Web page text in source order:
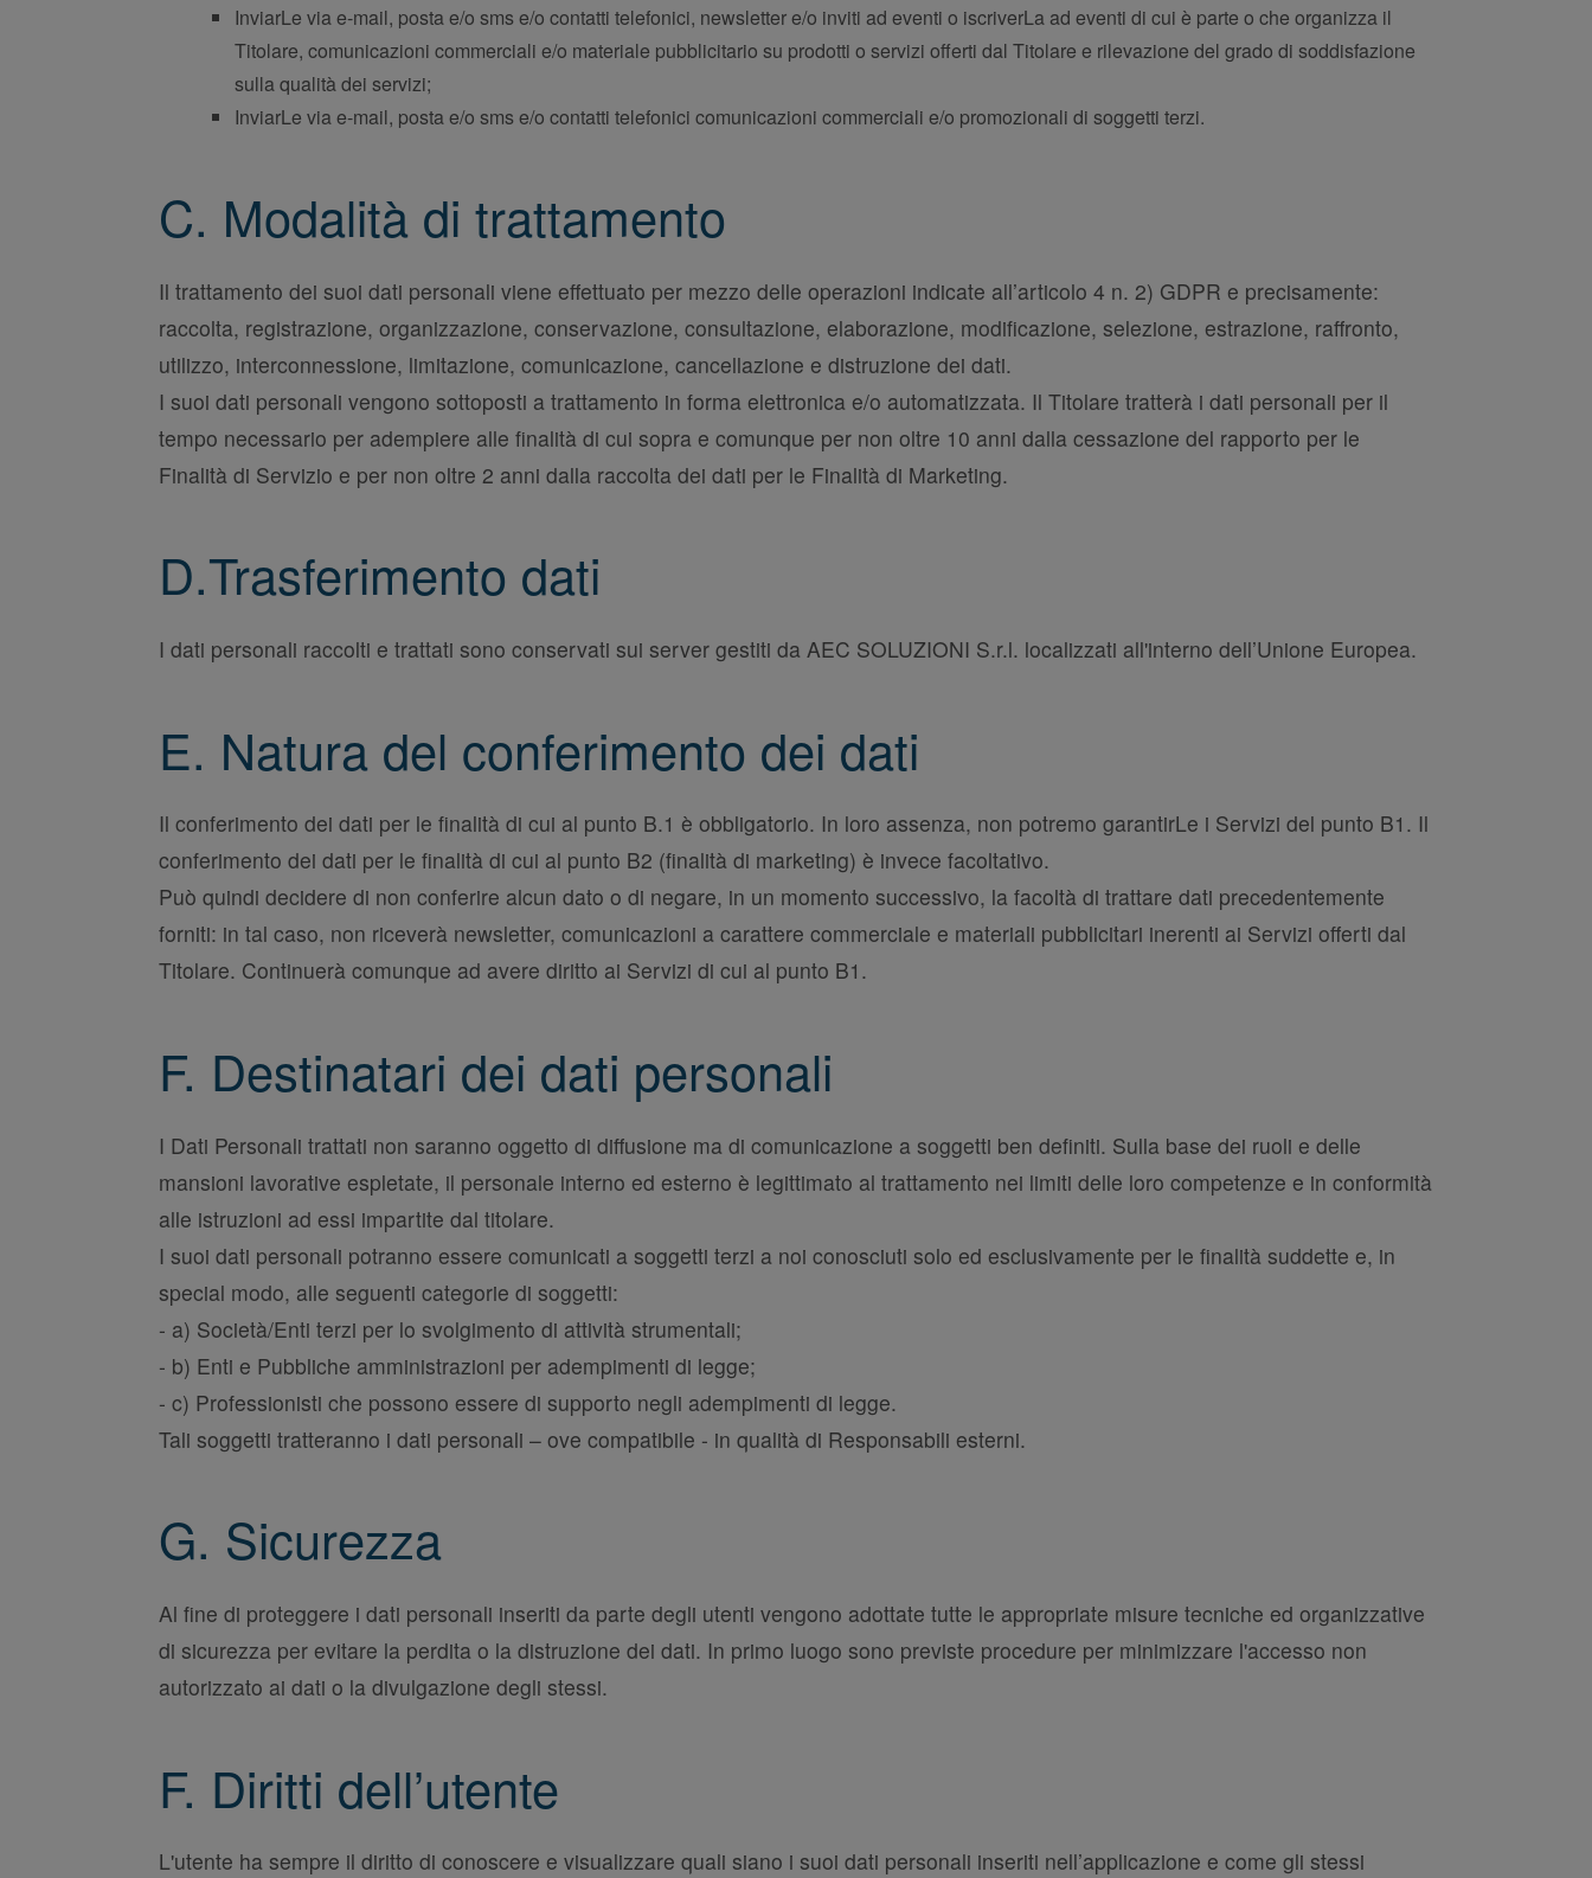
InviarLe via e-mail, posta e/o sms e/o contatti telefonici, newsletter e/o inviti ad eventi o iscriverLa ad eventi di cui è parte o che organizza il
Titolare, comunicazioni commerciali e/o materiale pubblicitario su prodotti o servizi offerti dal Titolare e rilevazione del grado di soddisfazione
sulla qualità dei servizi;
InviarLe via e-mail, posta e/o sms e/o contatti telefonici comunicazioni commerciali e/o promozionali di soggetti terzi.
C. Modalità di trattamento
Il trattamento dei suoi dati personali viene effettuato per mezzo delle operazioni indicate all’articolo 4 n. 2) GDPR e precisamente:
raccolta, registrazione, organizzazione, conservazione, consultazione, elaborazione, modificazione, selezione, estrazione, raffronto,
utilizzo, interconnessione, limitazione, comunicazione, cancellazione e distruzione dei dati.
I suoi dati personali vengono sottoposti a trattamento in forma elettronica e/o automatizzata. Il Titolare tratterà i dati personali per il
tempo necessario per adempiere alle finalità di cui sopra e comunque per non oltre 10 anni dalla cessazione del rapporto per le
Finalità di Servizio e per non oltre 2 anni dalla raccolta dei dati per le Finalità di Marketing.
D.Trasferimento dati
I dati personali raccolti e trattati sono conservati sui server gestiti da AEC SOLUZIONI S.r.l. localizzati all'interno dell’Unione Europea.
E. Natura del conferimento dei dati
Il conferimento dei dati per le finalità di cui al punto B.1 è obbligatorio. In loro assenza, non potremo garantirLe i Servizi del punto B1. Il
conferimento dei dati per le finalità di cui al punto B2 (finalità di marketing) è invece facoltativo.
Può quindi decidere di non conferire alcun dato o di negare, in un momento successivo, la facoltà di trattare dati precedentemente
forniti: in tal caso, non riceverà newsletter, comunicazioni a carattere commerciale e materiali pubblicitari inerenti ai Servizi offerti dal
Titolare. Continuerà comunque ad avere diritto ai Servizi di cui al punto B1.
F. Destinatari dei dati personali
I Dati Personali trattati non saranno oggetto di diffusione ma di comunicazione a soggetti ben definiti. Sulla base dei ruoli e delle
mansioni lavorative espletate, il personale interno ed esterno è legittimato al trattamento nei limiti delle loro competenze e in conformità
alle istruzioni ad essi impartite dal titolare.
I suoi dati personali potranno essere comunicati a soggetti terzi a noi conosciuti solo ed esclusivamente per le finalità suddette e, in
special modo, alle seguenti categorie di soggetti:
- a) Società/Enti terzi per lo svolgimento di attività strumentali;
- b) Enti e Pubbliche amministrazioni per adempimenti di legge;
- c) Professionisti che possono essere di supporto negli adempimenti di legge.
Tali soggetti tratteranno i dati personali – ove compatibile - in qualità di Responsabili esterni.
G. Sicurezza
Al fine di proteggere i dati personali inseriti da parte degli utenti vengono adottate tutte le appropriate misure tecniche ed organizzative
di sicurezza per evitare la perdita o la distruzione dei dati. In primo luogo sono previste procedure per minimizzare l'accesso non
autorizzato ai dati o la divulgazione degli stessi.
F. Diritti dell’utente
L'utente ha sempre il diritto di conoscere e visualizzare quali siano i suoi dati personali inseriti nell’applicazione e come gli stessi